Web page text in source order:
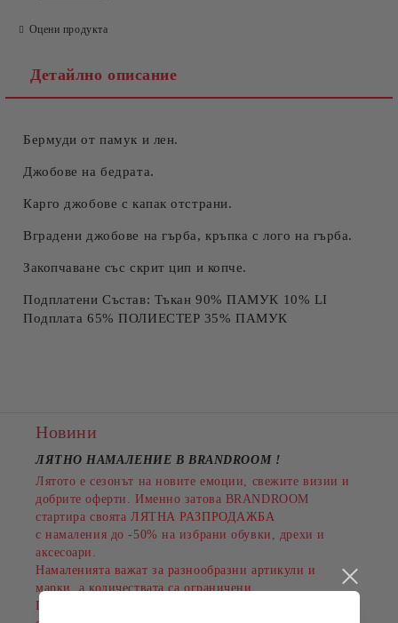
Оцени продукта
Детайлно описание
Бермуди от памук и лен.
Джобове на бедрата.
Карго джобове с капак отстрани.
Вградени джобове на гърба, кръпка с лого на гърба.
Закопчаване със скрит цип и копче.
Подплатени Състав: Тъкан 90% ПАМУК 10% LI
Подплата 65% ПОЛИЕСТЕР 35% ПАМУК
Новини
ЛЯТНО НАМАЛЕНИЕ В BRANDROOM !
Лятото е сезонът на новите емоции, свежите визии и
добрите оферти. Именно затова BRANDROOM
стартира своята ЛЯТНА РАЗПРОДАЖБА
с намаления до -50% на избрани обувки, дрехи и
аксесоари.
Намаленията важат за разнообразни артикули и
марки, а количествата са ограничени.
Пазарувайте сега и подарете на лятото си повече